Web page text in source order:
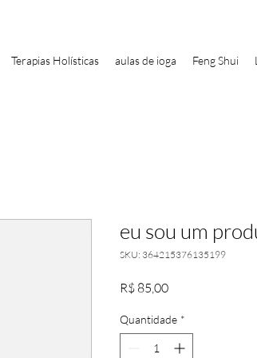
Terapias Holísticas aulas de ioga Feng Shui
eu sou um
SKU: 364215376135199
R$ 85,00Preço
Quantidade *